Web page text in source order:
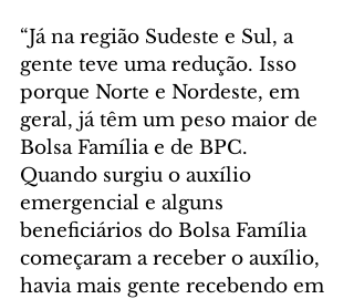
“Já na região Sudeste e Sul, a
gente teve uma redução. Isso
porque Norte e Nordeste, em
geral, já têm um peso maior de
Bolsa Família e de BPC.
Quando surgiu o auxílio
emergencial e alguns
beneficiários do Bolsa Família
começaram a receber o auxílio,
havia mais gente recebendo em